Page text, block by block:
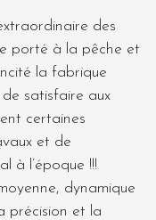
des
porté à la pêche et
la fabrique
satisfaire aux
certaines
et de
à l’époque !!!
dynamique
précision et la